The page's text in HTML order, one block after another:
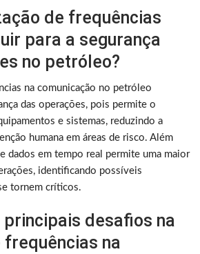
de frequências
para a segurança
no petróleo?
na comunicação no petróleo
das operações, pois permite o
e sistemas, reduzindo a
humana em áreas de risco. Além
dados em tempo real permite uma maior
identificando possíveis
tornem críticos.
principais desafios na
na